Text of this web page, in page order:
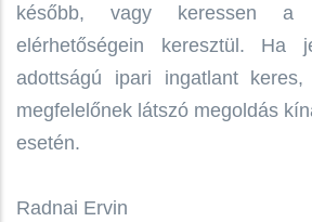
később, vagy keressen a
elérhetőségein keresztül. Ha
adottságú ipari ingatlant
megfelelőnek látszó megoldás
esetén.
Radnai Ervin